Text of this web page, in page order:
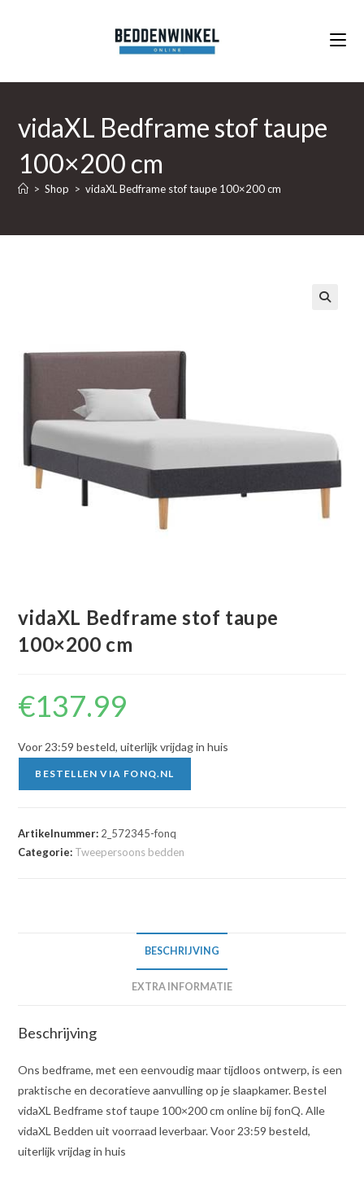
vidaXL Bedframe stof taupe
100×200 cm
> Shop > vidaXL Bedframe stof taupe 100×200 cm
vidaXL Bedframe stof taupe
100×200 cm
€137.99
Voor 23:59 besteld, uiterlijk vrijdag in huis
BESTELLEN VIA FONQ.NL
Artikelnummer: 2_572345-fonq
Categorie: Tweepersoons bedden
BESCHRIJVING
EXTRA INFORMATIE
Beschrijving
Ons bedframe, met een eenvoudig maar tijdloos ontwerp, is een
praktische en decoratieve aanvulling op je slaapkamer. Bestel
vidaXL Bedframe stof taupe 100×200 cm online bij fonQ. Alle
vidaXL Bedden uit voorraad leverbaar. Voor 23:59 besteld,
uiterlijk vrijdag in huis